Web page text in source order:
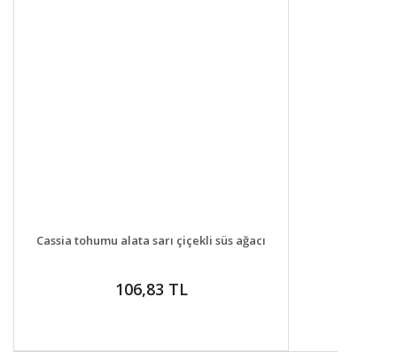
DETAYLAR
Cassia tohumu alata sarı çiçekli süs ağacı
106,83 TL